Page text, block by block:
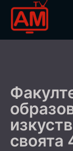
своята